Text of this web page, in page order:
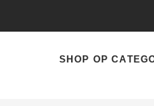
SHOP OP